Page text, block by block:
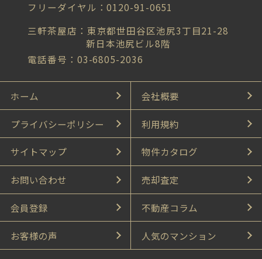
フリーダイヤル：0120-91-0651
三軒茶屋店：東京都世田谷区池尻3丁目21-28
新日本池尻ビル8階
電話番号：03-6805-2036
ホーム 会社概要
プライバシーポリシー 利用規約
サイトマップ 物件カタログ
お問い合わせ 売却査定
会員登録 不動産コラム
お客様の声 人気のマンション